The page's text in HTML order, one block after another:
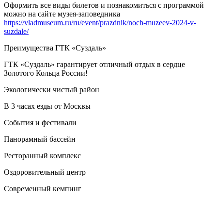
Оформить все виды билетов и познакомиться с программой
можно на сайте музея-заповедника
https://vladmuseum.ru/ru/event/prazdnik/noch-muzeev-2024-v-
suzdale/
Преимущества ГТК «Суздаль»
ГТК «Суздаль» гарантирует отличный отдых в сердце
Золотого Кольца России!
Экологически чистый район
В 3 часах езды от Москвы
События и фестивали
Панорамный бассейн
Ресторанный комплекс
Оздоровительный центр
Современный кемпинг